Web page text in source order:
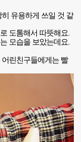
유용하게 쓰일 것 같
도톰해서 따뜻해요.
모습을 보았는데요.
어린친구들에게는 빨